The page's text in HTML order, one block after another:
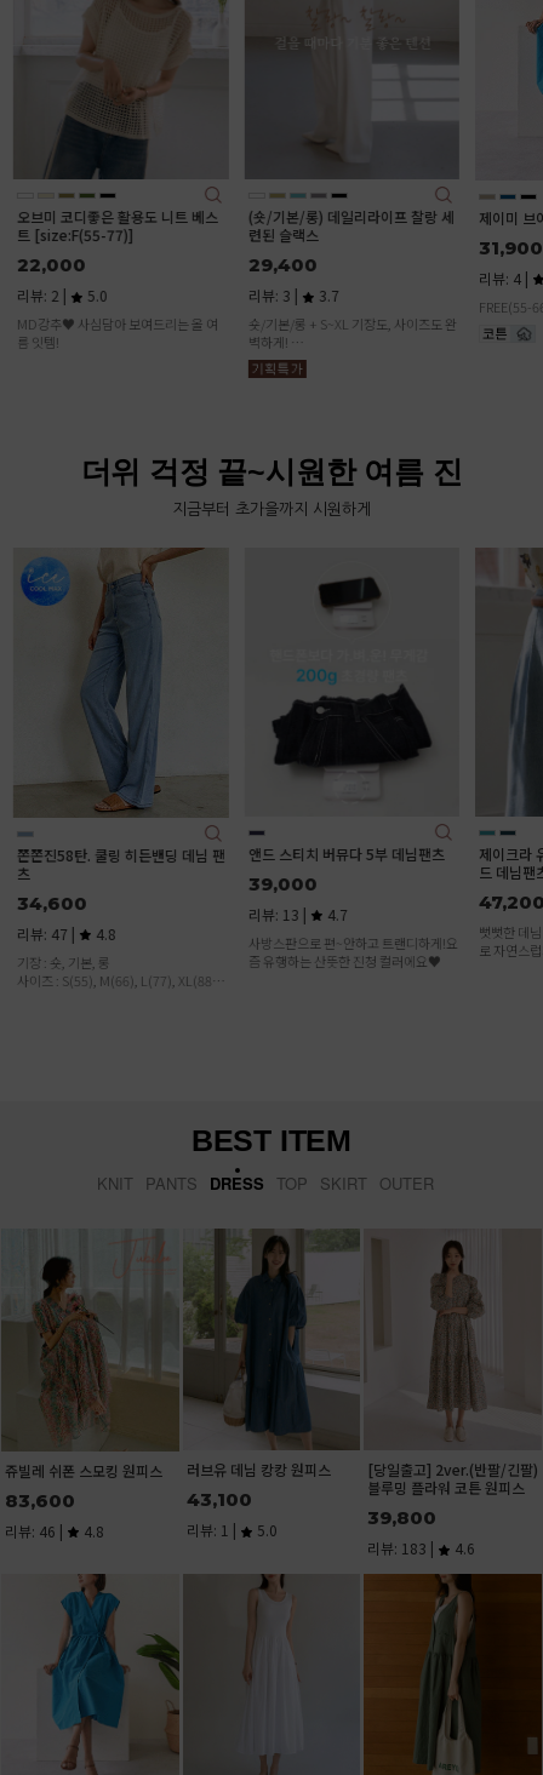
(숏/기본/롱) 데일리라이프 찰랑 세
련된 슬랙스
29,400
리뷰: 3 | 3.7
숏/기본/롱 + S~XL 기장도, 사이즈도 완
벽하게!
제이미 브이 랩 원피스
31,900
리뷰: 4 |
FREE(55-66)
데일리커
더위 걱정 끝~시원한 여름 진
지금부터 초가을까지 시원하게
앤드 스티치 버뮤다 5부 데님팬츠
39,000
리뷰: 13 |
사방스판으로 편~안하고 트랜디하게!요
즘 유행하는 산뜻한 진청 컬러에요♥
제이크라 유연한 여유핏 핀턱 와이
47,200
로 자연스럽게 흐르는 세련된 데님:)
(2기장)빈
츠
31,500
리뷰: 6 |
BEST ITEM
쥬빌레 쉬폰 스모킹 원피스
83,600
리뷰: 46 | 4.8
러브유 데님 캉캉 원피스
43,100
리뷰: 1 | 5.0
[당일출고] 2ver.(반팔/긴팔)
블루밍 플라워 코튼 원피스
39,800
리뷰: 183 | 4.6